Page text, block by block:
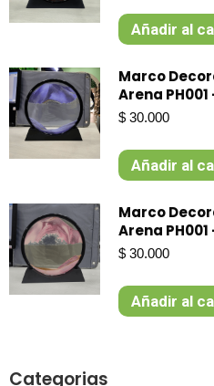
Añadir al
Marco
Arena
$ 30.000
Añadir al
Marco
Arena PH001
$ 30.000
Añadir al
Categorias